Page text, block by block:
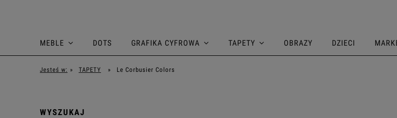
MEBLE DOTS GRAFIKA CYFROWA TAPETY OBRAZY DZIECI
Jesteś w: » TAPETY » Le Corbusier Colors
WYSZUKAJ